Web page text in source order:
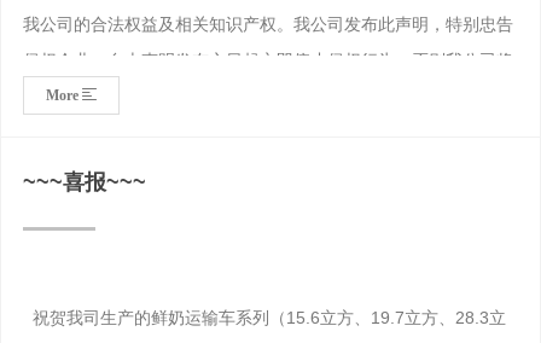
我公司的合法权益及相关知识产权。我公司发布此声明，特别忠告
侵权企业，自本声明发布之日起立即停止侵权行为，否则我公司将
追究法律责任，现将被盗用的部分照片予以公布：
河南力欧畜牧装备科技有限公司
More
~~~喜报~~~
祝贺我司生产的鲜奶运输车系列（15.6立方、19.7立方、28.3立